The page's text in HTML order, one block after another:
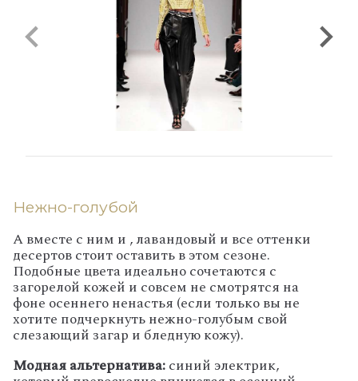
Нежно-голубой
А вместе с ним и , лавандовый и все оттенки
десертов стоит оставить в этом сезоне.
Подобные цвета идеально сочетаются с
загорелой кожей и совсем не смотрятся на
фоне осеннего ненастья (если только вы не
хотите подчеркнуть нежно-голубым свой
слезающий загар и бледную кожу).
Модная альтернатива:синий электрик,